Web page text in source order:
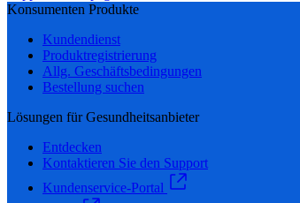
Konsumenten Produkte
Kundendienst
Produktregistrierung
Allg. Geschäftsbedingungen
Bestellung suchen
Lösungen für Gesundheitsanbieter
Entdecken
Kontaktieren Sie den Support
Kundenservice-Portal